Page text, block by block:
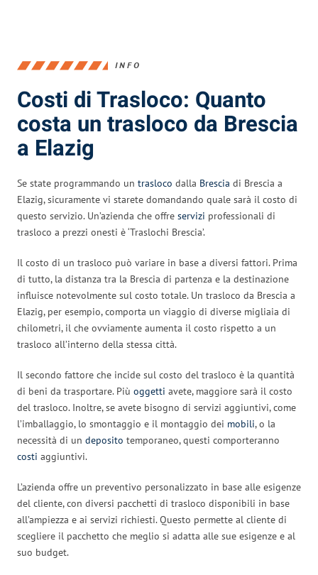
INFO
Costi di Trasloco: Quanto
costa un trasloco da Brescia
a Elazig
Se state programmando un trasloco dalla Brescia di Brescia a
Elazig, sicuramente vi starete domandando quale sarà il costo di
questo servizio. Un’azienda che offre servizi professionali di
trasloco a prezzi onesti è ‘Traslochi Brescia’.
Il costo di un trasloco può variare in base a diversi fattori. Prima
di tutto, la distanza tra la Brescia di partenza e la destinazione
influisce notevolmente sul costo totale. Un trasloco da Brescia a
Elazig, per esempio, comporta un viaggio di diverse migliaia di
chilometri, il che ovviamente aumenta il costo rispetto a un
trasloco all’interno della stessa città.
Il secondo fattore che incide sul costo del trasloco è la quantità
di beni da trasportare. Più oggetti avete, maggiore sarà il costo
del trasloco. Inoltre, se avete bisogno di servizi aggiuntivi, come
l’imballaggio, lo smontaggio e il montaggio dei mobili, o la
necessità di un deposito temporaneo, questi comporteranno
costi aggiuntivi.
L’azienda offre un preventivo personalizzato in base alle esigenze
del cliente, con diversi pacchetti di trasloco disponibili in base
all’ampiezza e ai servizi richiesti. Questo permette al cliente di
scegliere il pacchetto che meglio si adatta alle sue esigenze e al
suo budget.